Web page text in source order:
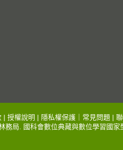
| 授權說明 | 隱私權保護 常見問題 |
務局 國科會數位典藏與數位學習國家